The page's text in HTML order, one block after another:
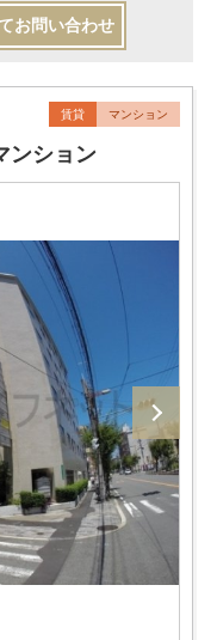
お問い合わせ
賃貸 マンション
ンション